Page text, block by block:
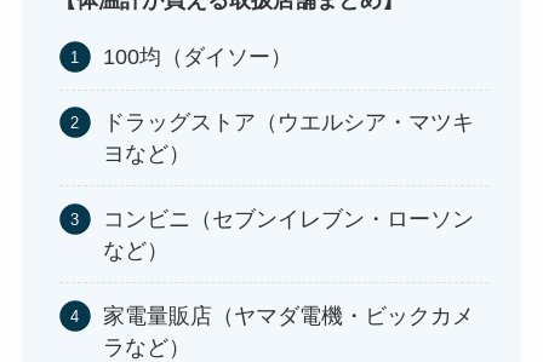
100均（ダイソー）
ドラッグストア（ウエルシア・マツキ
ヨなど）
コンビニ（セブンイレブン・ローソン
など）
家電量販店（ヤマダ電機・ビックカメ
ラなど）